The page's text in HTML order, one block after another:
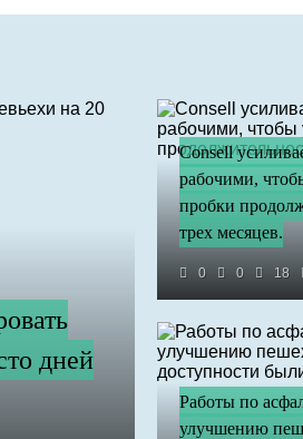
дней
Consell
рабочими,
пробки
трех месяцев.
0 0 18
Работы по
улучшению